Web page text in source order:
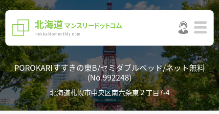
POROKARIすすきの東B/セミダブルベッド/ネット無料
(No.992248)
北海道札幌市中央区南六条東２丁目7-4